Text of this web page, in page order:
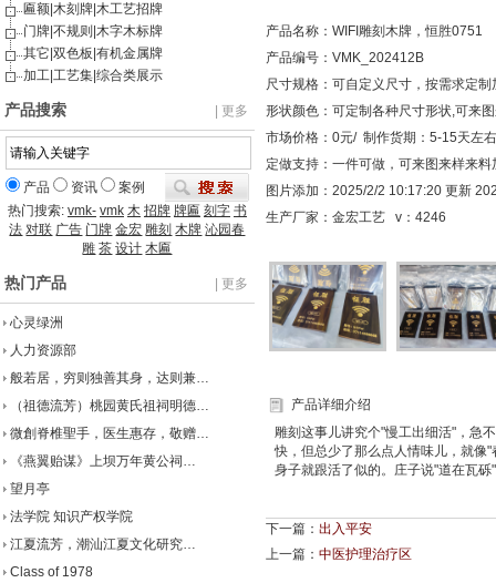
匾额|木刻牌|木工艺招牌
门牌|不规则|木字木标牌
其它|双色板|有机金属牌
加工|工艺集|综合类展示
产品搜索 | 更多
产品 资讯
案例
热门搜索: vmk- vmk 木 招牌 牌匾 刻字 书
法 对联 广告 门牌 金宏 雕刻 木牌 沁园春
雕 茶 设计 木匾
热门产品 | 更多
心灵绿洲
人力资源部
般若居，穷则独善其身，达则兼…
（祖德流芳）桃园黄氏祖祠明德…
微創脊椎聖手，医生惠存，敬赠…
《燕翼贻谋》上坝万年黄公祠…
望月亭
法学院 知识产权学院
江夏流芳，潮汕江夏文化研究…
Class of 1978
产品名称：WIFI雕刻木牌，恒胜0751
产品编号：VMK_202412B
尺寸规格：可自定义尺寸，按需求定制
形状颜色：可定制各种尺寸形状,可来
市场价格：0元/ 制作货期：5-15天左右
定做支持：一件可做，可来图来样来
图片添加：2025/2/2 10:17:20 更新
生产厂家：金宏工艺 v： 4246
产品详细介绍
雕刻这事儿讲究个"慢工出细活"，急
快，但总少了那么点人情味儿，就像
身子就跟活了似的。庄子说"道在瓦
下一篇： 出入平安
上一篇： 中医护理治疗区